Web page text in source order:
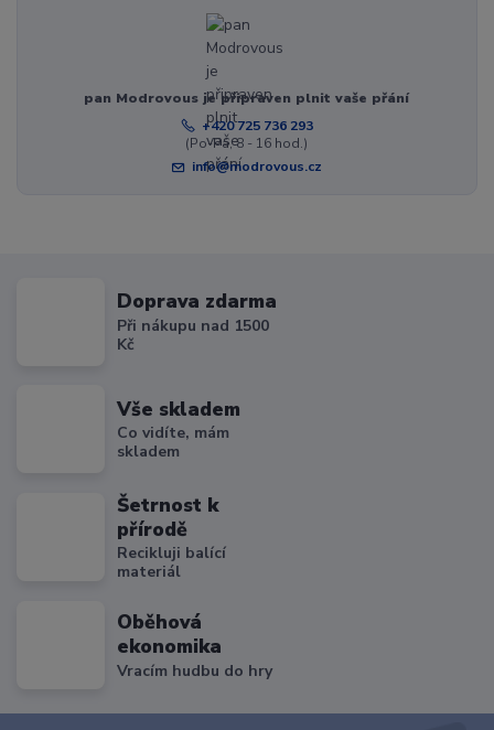
pan Modrovous je připraven plnit vaše přání
+420 725 736 293
(Po-Pá, 8 - 16 hod.)
info@modrovous.cz
Doprava zdarma
Při nákupu nad 1500
Kč
Vše skladem
Co vidíte, mám
skladem
Šetrnost k
přírodě
Recikluji balící
materiál
Oběhová
ekonomika
Vracím hudbu do hry